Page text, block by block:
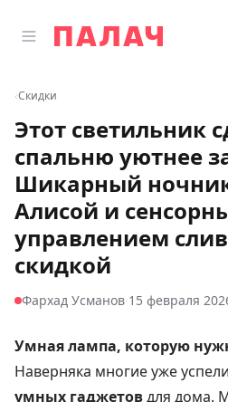
Открыть главное меню
Палач
‹Скидки
Этот светильник
спальню уютнее
Шикарный
Алисой и
управлением
скидкой
Фархад Усманов·15 февраля
Умная лампа, которую
Наверняка многие уже
умных гаджетовдля дома.